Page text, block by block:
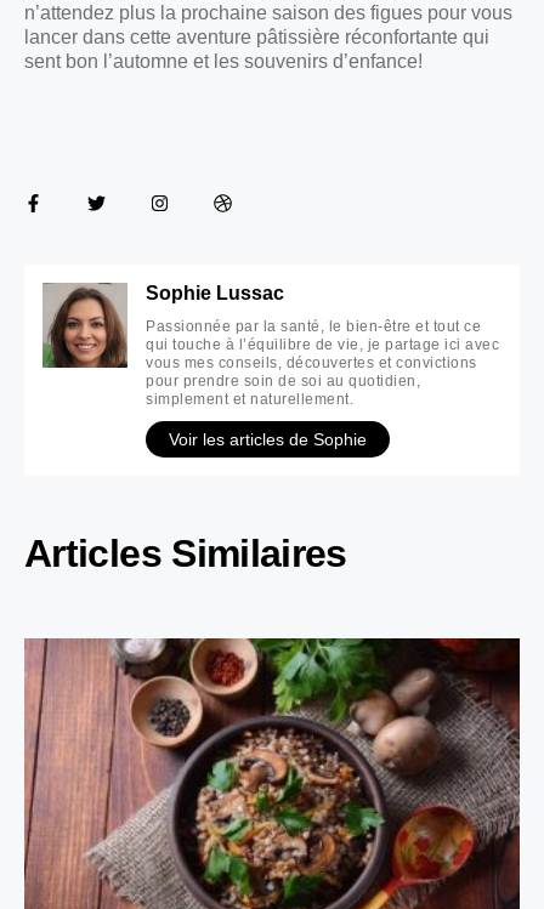
n’attendez plus la prochaine saison des figues pour vous
lancer dans cette aventure pâtissière réconfortante qui
sent bon l’automne et les souvenirs d’enfance!
Sophie Lussac
Passionnée par la santé, le bien-être et tout ce
qui touche à l’équilibre de vie, je partage ici avec
vous mes conseils, découvertes et convictions
pour prendre soin de soi au quotidien,
simplement et naturellement.
Voir les articles de Sophie
Articles Similaires